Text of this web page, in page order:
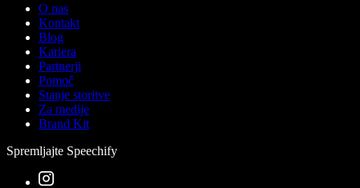
O nas
Kontakt
Blog
Kariera
Partnerji
Pomoč
Stanje storitve
Za medije
Brand Kit
Spremljajte Speechify